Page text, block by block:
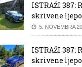
ISTRAŽI 387:
skrivene
5. NOVEMBRA
ISTRAŽI 387:
skrivene